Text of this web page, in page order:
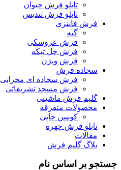
تابلو فرش حیوان
تابلو فرش تندیس
فرش فانتزی
گبه
فرش عروسکی
فرش چل تیکه
فرش ویژن
سجاده فرش
فرش سجاده ای محرابی
فرش مسجد تشریفاتی
گلیم فرش ماشینی
محصولات متفرقه
کوسن چاپی
تابلو فرش چهره
مقالات
بلاگ گلیم فرش
جستجو بر اساس نام